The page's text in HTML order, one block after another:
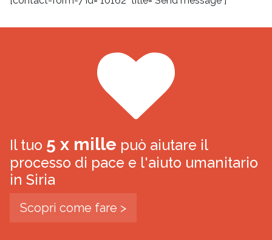
Il tuo 5 x mille può aiutare il
processo di pace e l'aiuto umanitario
in Siria
Scopri come fare >